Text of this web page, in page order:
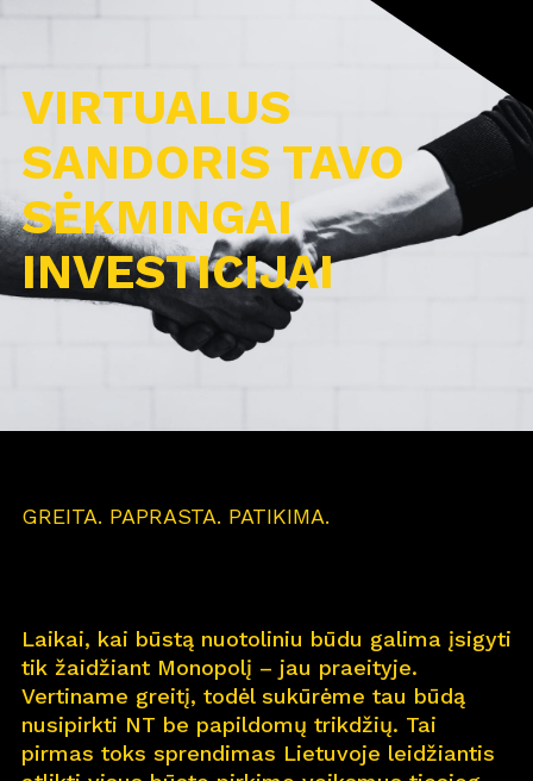
VIRTUALUS
SANDORIS TAVO
SĖKMINGAI
INVESTICIJAI
GREITA. PAPRASTA. PATIKIMA.
Laikai, kai būstą nuotoliniu būdu galima įsigyti
tik žaidžiant Monopolį – jau praeityje.
Vertiname greitį, todėl sukūrėme tau būdą
nusipirkti NT be papildomų trikdžių. Tai
pirmas toks sprendimas Lietuvoje leidžiantis